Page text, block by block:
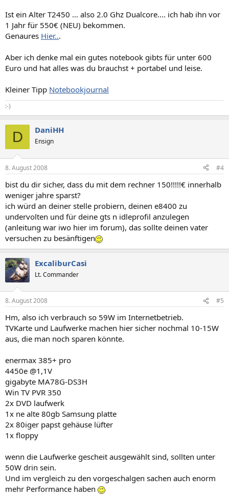
Ist ein Alter T2450 ... also 2.0 Ghz Dualcore.... ich hab ihn vor
1 Jahr für 550€ (NEU) bekommen.
Genaures Hier...
Aber ich denke mal ein gutes notebook gibts für unter 600
Euro und hat alles was du brauchst + portabel und leise.
Kleiner Tipp Notebookjournal
:-)
D DaniHH
Ensign
8. August 2008 #4
bist du dir sicher, dass du mit dem rechner 150!!!!!€ innerhalb
weniger jahre sparst?
ich würd an deiner stelle probiern, deinen e8400 zu
undervolten und für deine gts n idleprofil anzulegen
(anleitung war iwo hier im forum), das sollte deinen vater
versuchen zu besänftigen
ExcaliburCasi
Lt. Commander
8. August 2008 #5
Hm, also ich verbrauch so 59W im Internetbetrieb.
TVKarte und Laufwerke machen hier sicher nochmal 10-15W
aus, die man noch sparen könnte.
enermax 385+ pro
4450e @1,1V
gigabyte MA78G-DS3H
Win TV PVR 350
2x DVD laufwerk
1x ne alte 80gb Samsung platte
2x 80iger papst gehäuse lüfter
1x floppy
wenn die Laufwerke gescheit ausgewählt sind, sollten unter
50W drin sein.
Und im vergleich zu den vorgeschalgen sachen auch enorm
mehr Performance haben